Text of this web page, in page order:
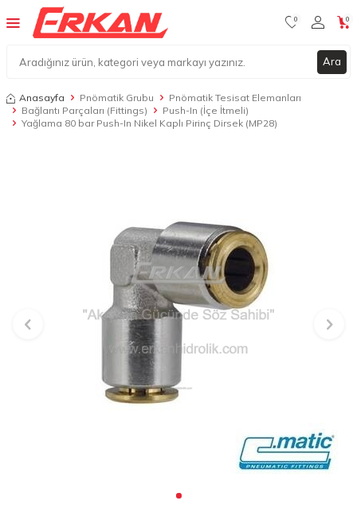
Ara
0 0
Anasayfa Pnömatik Grubu
Pnömatik Tesisat Elemanları
Bağlantı Parçaları (Fittings)
Push-In (İçe İtmeli)
Yağlama 80 bar Push-In Nikel Kaplı Pirinç Dirsek (MP28)